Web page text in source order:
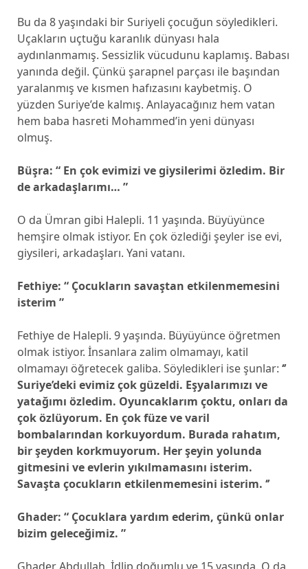
Bu da 8 yaşındaki bir Suriyeli çocuğun söyledikleri.
Uçakların uçtuğu karanlık dünyası hala
aydınlanmamış. Sessizlik vücudunu kaplamış. Babası
yanında değil. Çünkü şarapnel parçası ile başından
yaralanmış ve kısmen hafızasını kaybetmiş. O
yüzden Suriye’de kalmış. Anlayacağınız hem vatan
hem baba hasreti Mohammed’in yeni dünyası
olmuş.
Büşra: “ En çok evimizi ve giysilerimi özledim. Bir
de arkadaşlarımı… ”
O da Ümran gibi Halepli. 11 yaşında. Büyüyünce
hemşire olmak istiyor. En çok özlediği şeyler ise evi,
giysileri, arkadaşları. Yani vatanı.
Fethiye: “ Çocukların savaştan etkilenmemesini
isterim ”
Fethiye de Halepli. 9 yaşında. Büyüyünce öğretmen
olmak istiyor. İnsanlara zalim olmamayı, katil
olmamayı öğretecek galiba. Söyledikleri ise şunlar: ‘’
Suriye’deki evimiz çok güzeldi. Eşyalarımızı ve
yatağımı özledim. Oyuncaklarım çoktu, onları da
çok özlüyorum. En çok füze ve varil
bombalarından korkuyordum. Burada rahatım,
bir şeyden korkmuyorum. Her şeyin yolunda
gitmesini ve evlerin yıkılmamasını isterim.
Savaşta çocukların etkilenmemesini isterim. ‘’
Ghader: “ Çocuklara yardım ederim, çünkü onlar
bizim geleceğimiz. ”